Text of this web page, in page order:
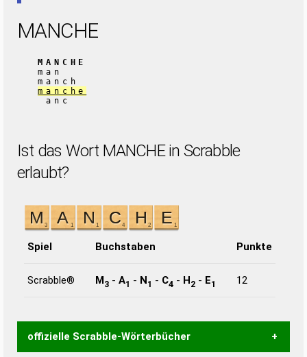
MANCHE
MANCHE
man
manch
manche
anc
Ist das Wort MANCHE in Scrabble
erlaubt?
Spiel Buchstaben Punkte
Scrabble® M3 - A1 - N1 - C4 - H2 - E1 12
offizielle Scrabble-Wörterbücher